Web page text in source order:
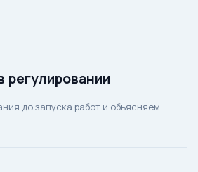
регулировании
до запуска работ и объясняем